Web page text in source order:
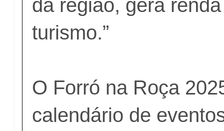
da região, gera
turismo.”
O Forró na Roça
calendário de